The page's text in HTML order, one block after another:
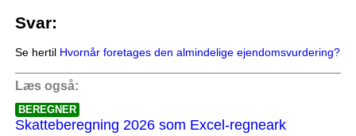
Svar:
Se hertil Hvornår foretages den almindelige ejendomsvurdering?
Læs også:
BEREGNER
Skatteberegning 2026 som Excel-regneark